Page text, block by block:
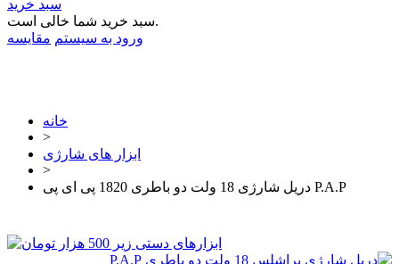
سبد خرید
سبد خرید شما خالی است.
ورود به سیستم مقایسه
خانه
>
ابزار های شارژی
>
دريل شارژی 18 ولت دو باطری 1820 پی ای پی P.A.P